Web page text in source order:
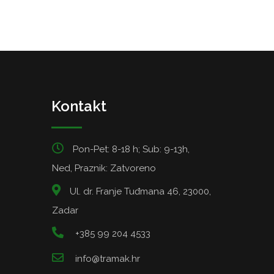
Kontakt
Pon-Pet: 8-18 h; Sub: 9-13h,
Ned, Praznik: Zatvoreno
Ul. dr. Franje Tuđmana 46, 23000,
Zadar
+385 99 204 4533
info@tramak.hr